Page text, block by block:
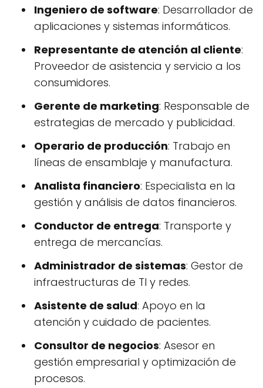
Ingeniero de software: Desarrollador de
aplicaciones y sistemas informáticos.
Representante de atención al cliente:
Proveedor de asistencia y servicio a los
consumidores.
Gerente de marketing: Responsable de
estrategias de mercado y publicidad.
Operario de producción: Trabajo en
líneas de ensamblaje y manufactura.
Analista financiero: Especialista en la
gestión y análisis de datos financieros.
Conductor de entrega: Transporte y
entrega de mercancías.
Administrador de sistemas: Gestor de
infraestructuras de TI y redes.
Asistente de salud: Apoyo en la
atención y cuidado de pacientes.
Consultor de negocios: Asesor en
gestión empresarial y optimización de
procesos.